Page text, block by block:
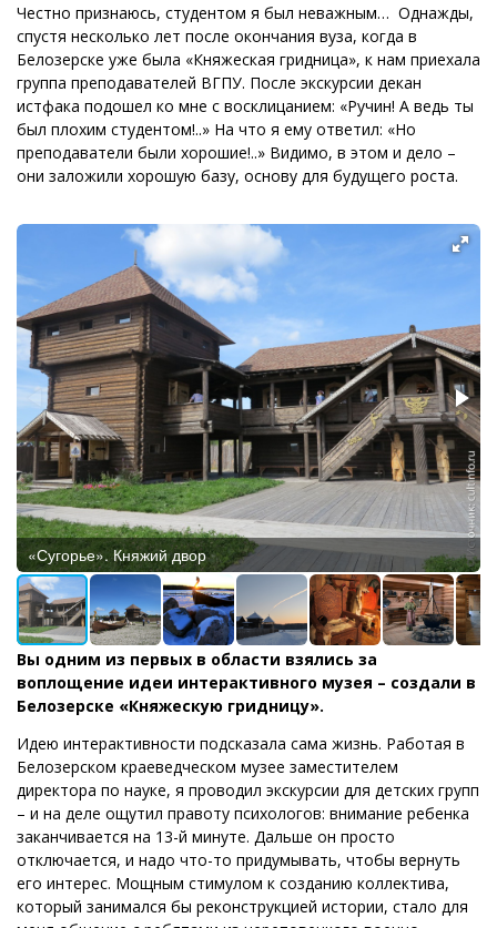
Честно признаюсь, студентом я был неважным… Однажды,
спустя несколько лет после окончания вуза, когда в
Белозерске уже была «Княжеская гридница», к нам приехала
группа преподавателей ВГПУ. После экскурсии декан
истфака подошел ко мне с восклицанием: «Ручин! А ведь ты
был плохим студентом!..» На что я ему ответил: «Но
преподаватели были хорошие!..» Видимо, в этом и дело –
они заложили хорошую базу, основу для будущего роста.
«Сугорье». Княжий двор
Вы одним из первых в области взялись за
воплощение идеи интерактивного музея – создали в
Белозерске «Княжескую гридницу».
Идею интерактивности подсказала сама жизнь. Работая в
Белозерском краеведческом музее заместителем
директора по науке, я проводил экскурсии для детских групп
– и на деле ощутил правоту психологов: внимание ребенка
заканчивается на 13-й минуте. Дальше он просто
отключается, и надо что-то придумывать, чтобы вернуть
его интерес. Мощным стимулом к созданию коллектива,
который занимался бы реконструкцией истории, стало для